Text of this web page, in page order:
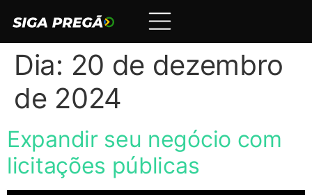
Dia: 20 de dezembro
de 2024
Expandir seu negócio com
licitações públicas